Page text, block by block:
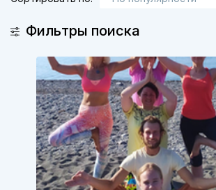
Фильтры поиска